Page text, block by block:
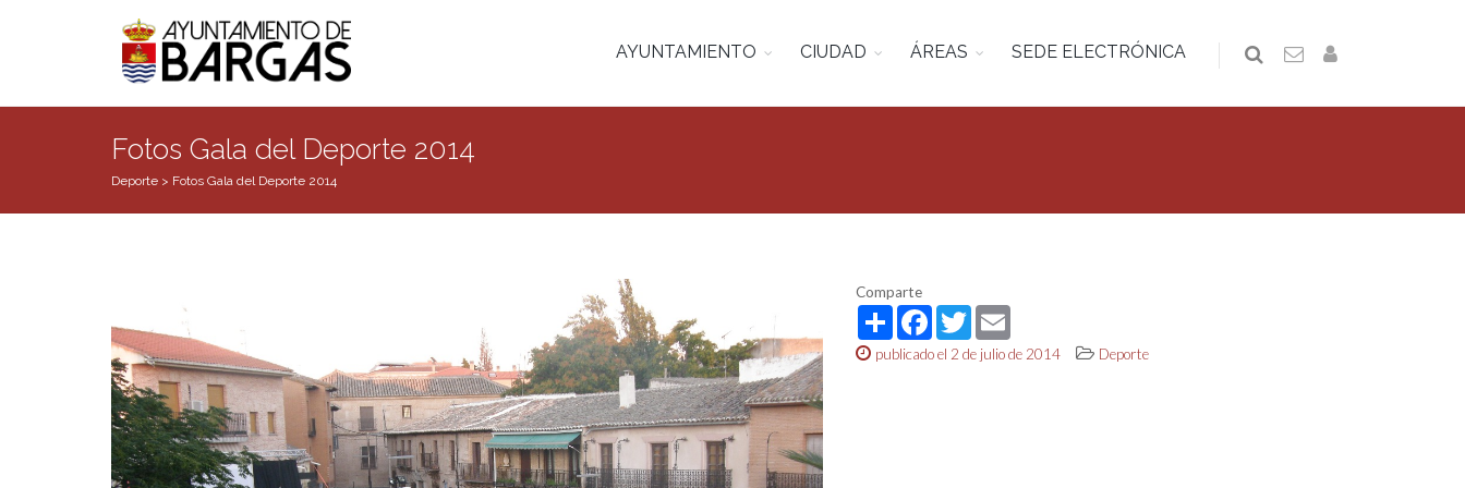
AYUNTAMIENTO CIUDAD ÁREAS SEDE ELECTRÓNICA
Fotos Gala del Deporte 2014
Deporte > Fotos Gala del Deporte 2014
Comparte
ShareFacebook
TwitterEmail
publicado el 2 de julio de 2014 Deporte